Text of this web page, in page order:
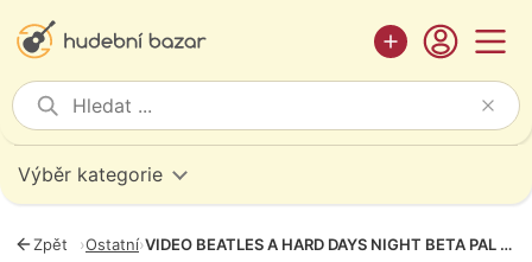
Výběr kategorie
Zpět ›Ostatní› VIDEO BEATLES A HARD DAYS NIGHT BETA PAL AU 1984